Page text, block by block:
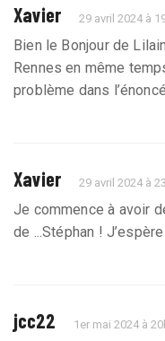
Xavier 29 avril 2024 à
Bien le Bonjour de
Rennes en même
problème dans
Xavier 29 avril 2024 à
Je commence à avoir
de ...Stéphan !
jcc22 1er mai 2024 à